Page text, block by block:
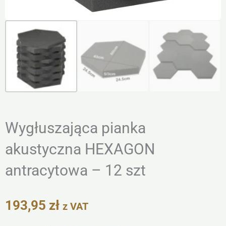
Wygłuszająca pianka
akustyczna HEXAGON
antracytowa – 12 szt
193,95 zł z VAT